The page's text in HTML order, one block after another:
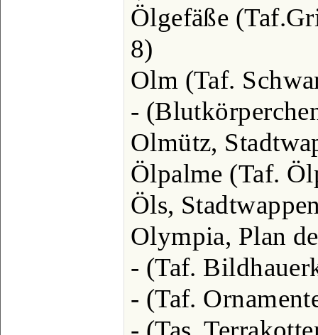
Ölgefäße
8)
Olm (Taf.
-
Olmütz,
Ölpalme (Taf.
Öls,
Olympia, Plan
- (Taf.
- (Taf.